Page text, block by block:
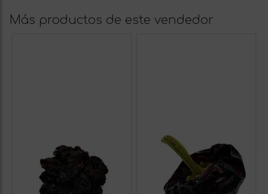
Más productos de este vendedor